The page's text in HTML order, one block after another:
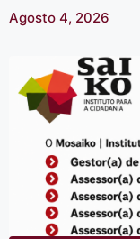
Agosto 4, 2026